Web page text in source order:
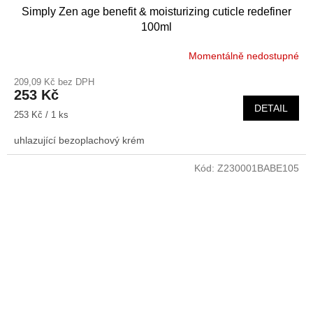
Simply Zen age benefit & moisturizing cuticle redefiner
100ml
Momentálně nedostupné
209,09 Kč bez DPH
253 Kč
Měrná
253 Kč / 1 ks
DETAIL
uhlazující bezoplachový krém
Kód: Z230001BABE105